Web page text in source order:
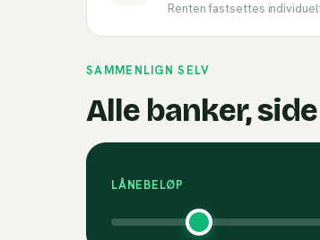
Renten fastsettes
SAMMENLIGN SELV
Alle banker,
LÅNEBELØP